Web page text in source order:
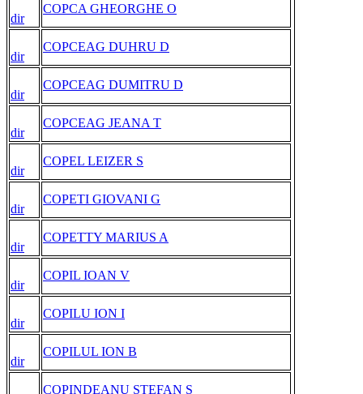
dir
COPCA GHEORGHE O
dir
COPCEAG DUHRU D
dir
COPCEAG DUMITRU D
dir
COPCEAG JEANA T
dir
COPEL LEIZER S
dir
COPETI GIOVANI G
dir
COPETTY MARIUS A
dir
COPIL IOAN V
dir
COPILU ION I
dir
COPILUL ION B
COPINDEANU STEFAN S